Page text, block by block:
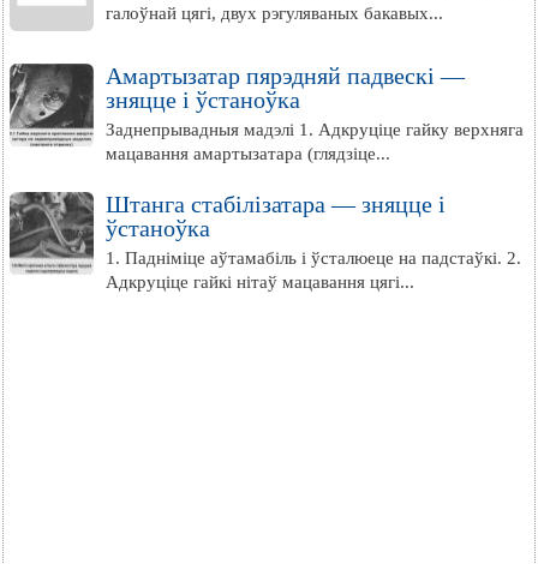
галоўнай цягі, двух рэгуляваных бакавых...
Амартызатар пярэдняй падвескі —
зняцце і ўстаноўка
Заднепрывадныя мадэлі 1. Адкруціце гайку верхняга
мацавання амартызатара (глядзіце...
Штанга стабілізатара — зняцце і
ўстаноўка
1. Падніміце аўтамабіль і ўсталюеце на падстаўкі. 2.
Адкруціце гайкі нітаў мацавання цягі...